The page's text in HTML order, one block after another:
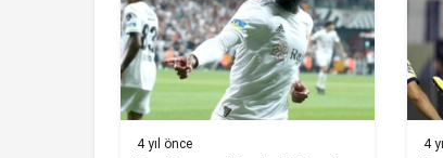
4 yıl önce 4